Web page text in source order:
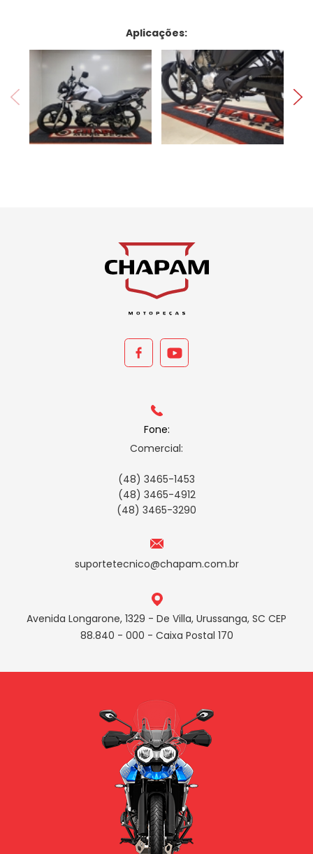
Aplicações:
Fone:
Comercial:
(48) 3465-1453
(48) 3465-4912
(48) 3465-3290
suportetecnico@chapam.com.br
Avenida Longarone, 1329 - De Villa, Urussanga, SC CEP
88.840 - 000 - Caixa Postal 170